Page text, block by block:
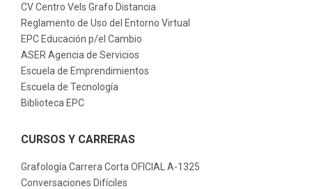
CV Centro Vels Grafo Distancia
Reglamento de Uso del Entorno Virtual
EPC Educación p/el Cambio
ASER Agencia de Servicios
Escuela de Emprendimientos
Escuela de Tecnología
Biblioteca EPC
CURSOS Y CARRERAS
Grafología Carrera Corta OFICIAL A-1325
Conversaciones Difíciles